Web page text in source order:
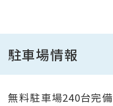
駐車場情報
無料駐車場240台完備